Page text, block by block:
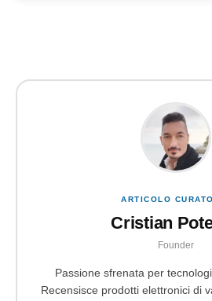
ARTICOLO
Cristian
Founder
Passione sfrenata per
Recensisce prodotti elettronici di